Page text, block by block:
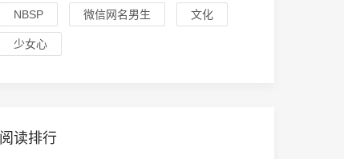
NBSP 微信网名男生 文化
少女心
阅读排行